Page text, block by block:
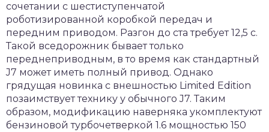
сочетании с шестиступенчатой
роботизированной коробкой передач и
передним приводом. Разгон до ста требует 12,5 с.
Такой вседорожник бывает только
переднеприводным, в то время как стандартный
J7 может иметь полный привод. Однако
грядущая новинка с внешностью Limited Edition
позаимствует технику у обычного J7. Таким
образом, модификацию наверняка укомплектуют
бензиновой турбочетверкой 1.6 мощностью 150